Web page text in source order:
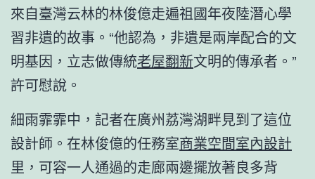
來自臺灣云林的林俊億走遍祖國年夜陸潛心學
習非遺的故事。“他認為，非遺是兩岸配合的文
明基因，立志做傳統老屋翻新文明的傳承者。”
許可慰說。
細雨霏霏中，記者在廣州荔灣湖畔見到了這位
設計師。在林俊億的任務室商業空間室內設計
里，可容一人通過的走廊兩邊擺放著良多背